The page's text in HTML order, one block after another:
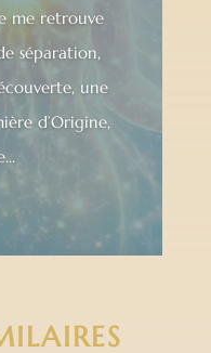
me retrouve
séparation,
une
d’Origine,